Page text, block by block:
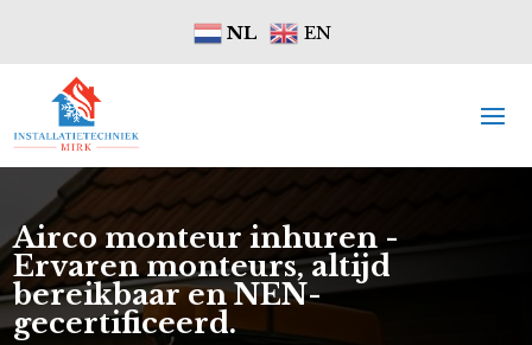
NL EN
Airco monteur inhuren -
Ervaren monteurs, altijd
bereikbaar en NEN-
gecertificeerd.